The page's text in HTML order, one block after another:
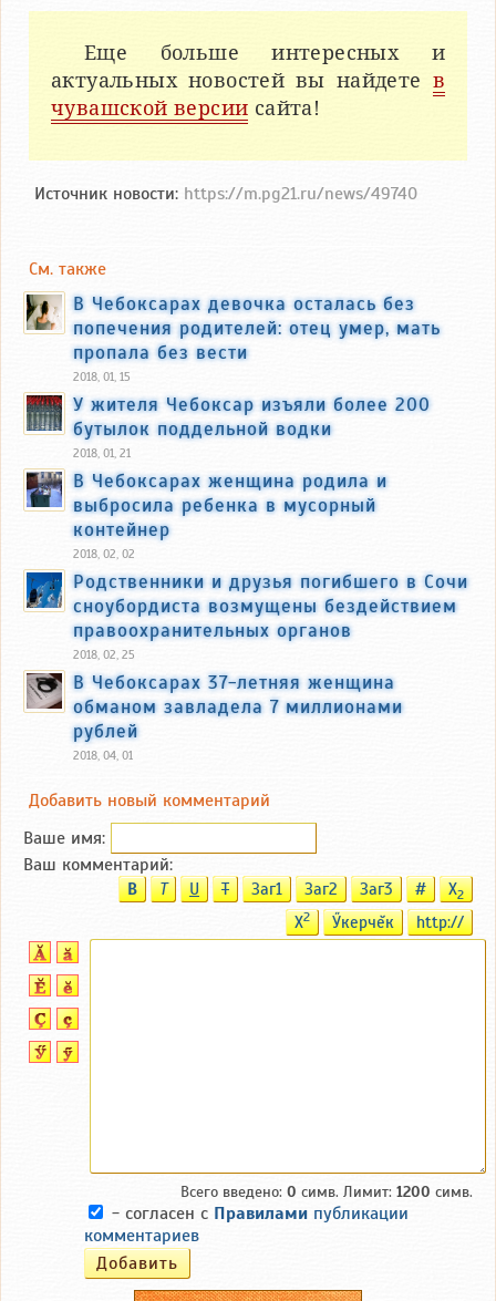
Еще больше интересных и
актуальных новостей вы найдете в
чувашской версии сайта!
Источник новости: https://m.pg21.ru/news/49740
См. также
В Чебоксарах девочка осталась без
попечения родителей: отец умер, мать
пропала без вести
2018, 01, 15
У жителя Чебоксар изъяли более 200
бутылок поддельной водки
2018, 01, 21
В Чебоксарах женщина родила и
выбросила ребенка в мусорный
контейнер
2018, 02, 02
Родственники и друзья погибшего в Сочи
сноубордиста возмущены бездействием
правоохранительных органов
2018, 02, 25
В Чебоксарах 37-летняя женщина
обманом завладела 7 миллионами
рублей
2018, 04, 01
Добавить новый комментарий
Ваше имя:
Ваш комментарий:
B T U T Заг1 Заг2 Заг3 # X2
X2 Ӳкерчĕк http://
Всего введено: 0 симв. Лимит: 1200 симв.
- согласен с Правилами публикации
комментариев